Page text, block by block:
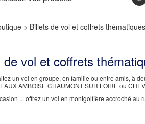
> Billets de vol et coffrets thématiques
de vol et coffrets
un vol en groupe, en famille ou entre amis, à
AMBOISE CHAUMONT SUR LOIRE ou
... offrez un vol en montgolfière accroché